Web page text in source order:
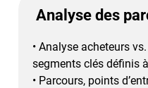
Analyse des
•Analyse acheteurs
segments clés définis
• Parcours, points